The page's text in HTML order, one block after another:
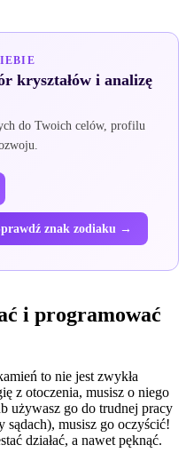
kryształów i analizę
do Twoich celów, profilu
znak zodiaku →
i programować
to nie jest zwykła
z otoczenia, musisz o niego
używasz go do trudnej pracy
sądach), musisz go oczyścić!
działać, a nawet pęknąć.